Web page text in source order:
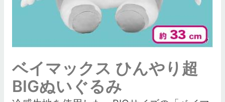
ベイマックス ひんやり超
BIGぬいぐるみ